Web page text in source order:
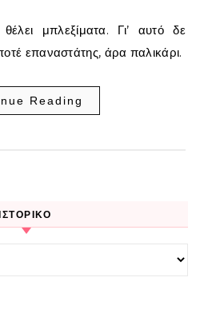
μπλεξίματα. Γι’ αυτό δε
επαναστάτης, άρα παλικάρι.
Reading
ΙΣΤΟΡΙΚΌ